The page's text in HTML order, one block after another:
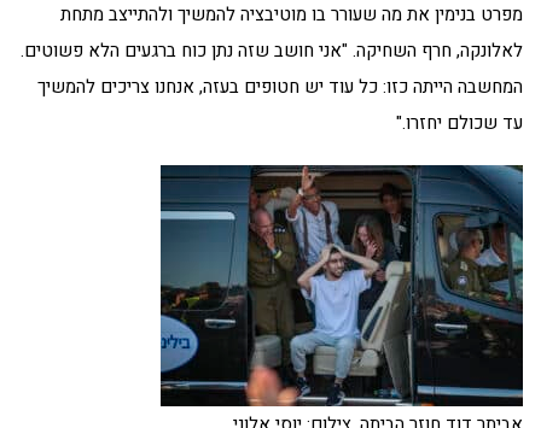
מפרט בנימין את מה שעורר בו מוטיבציה להמשיך ולהתייצב מתחת
לאלונקה, חרף השחיקה. "אני חושב שזה נתן כוח ברגעים הלא פשוטים.
המחשבה הייתה כזו: כל עוד יש חטופים בעזה, אנחנו צריכים להמשיך
עד שכולם יחזרו."